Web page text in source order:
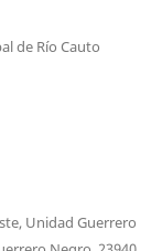
de Río Cauto
Unidad Guerrero